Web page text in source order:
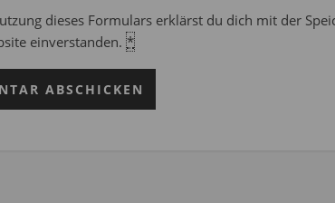
dieses Formulars erklärst du dich mit der
einverstanden. *